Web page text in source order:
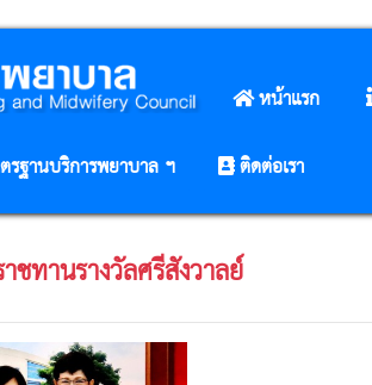
หน้าแรก
ฐานบริการพยาบาล ฯ
ติดต่อเรา
ชทานรางวัลศรีสังวาลย์